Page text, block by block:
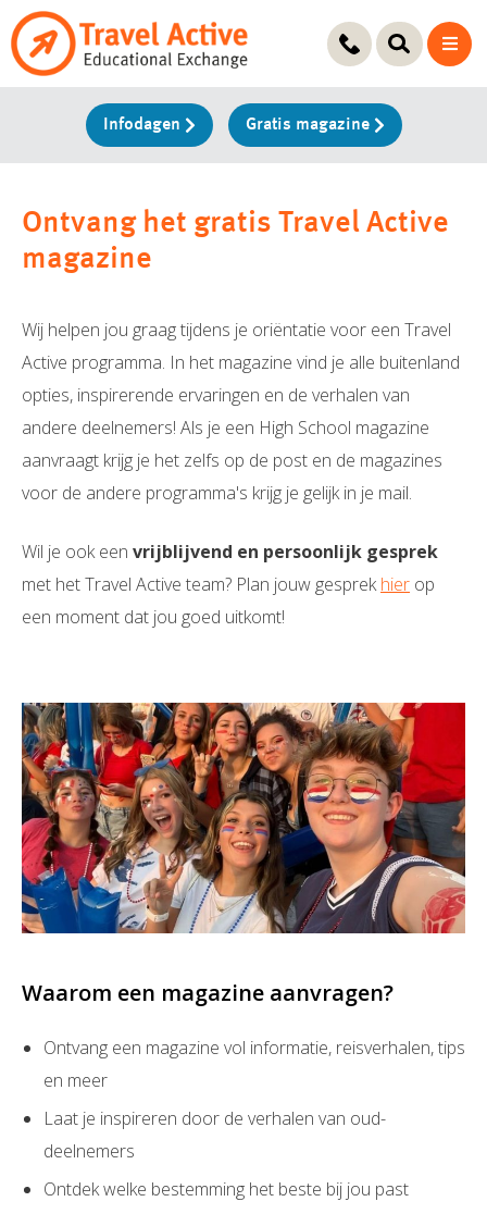
Ga
naar
Infodagen Gratis magazine
Ontvang het gratis Travel Active
magazine
Wij helpen jou graag tijdens je oriëntatie voor een Travel
Active programma. In het magazine vind je alle buitenland
opties, inspirerende ervaringen en de verhalen van
andere deelnemers! Als je een High School magazine
aanvraagt krijg je het zelfs op de post en de magazines
voor de andere programma's krijg je gelijk in je mail.
Wil je ook een vrijblijvend en persoonlijk gesprek
met het Travel Active team? Plan jouw gesprekhier op
een moment dat jou goed uitkomt!
Waarom een magazine aanvragen?
Ontvang een magazine vol informatie, reisverhalen, tips
en meer
Laat je inspireren door de verhalen van oud-
deelnemers
Ontdek welke bestemming het beste bij jou past